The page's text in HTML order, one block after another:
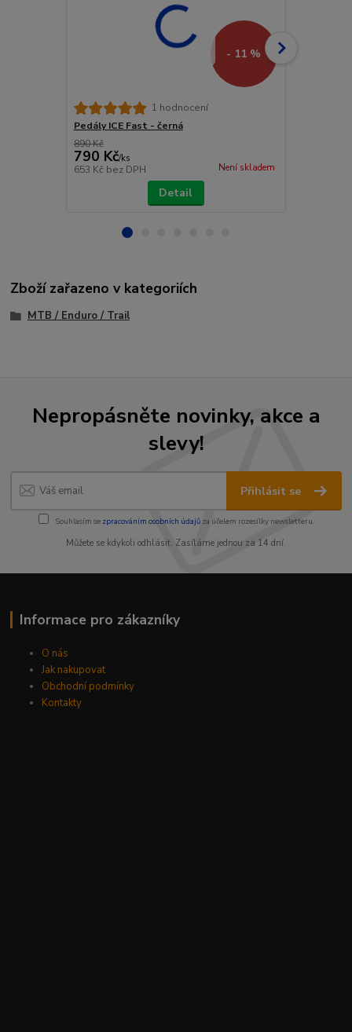
- 11 %
1 hodnocení
Pedály ICE Fast - černá
890 Kč
790 Kč/ks
653 Kč bez DPH Není skladem
Detail
Zboží zařazeno v kategoriích
MTB / Enduro / Trail
Nepropásněte novinky, akce a
slevy!
Přihlásit se
Souhlasím se zpracováním osobních údajůza účelem rozesílky newsletteru.
Můžete se kdykoli odhlásit. Zasíláme jednou za 14 dní.
Informace pro zákazníky
O nás
Jak nakupovat
Obchodní podmínky
Kontakty